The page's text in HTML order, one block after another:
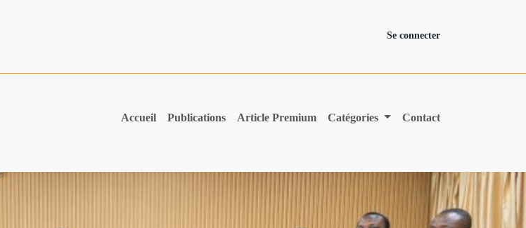
Se connecter
Accueil Publications Article Premium Catégories Contact